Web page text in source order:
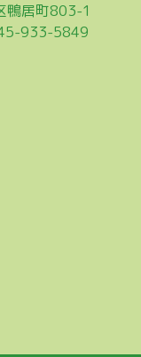
鴨居町803-1
933-5849